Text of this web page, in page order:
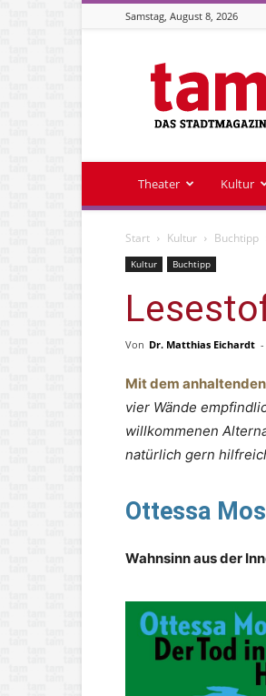
Samstag, August 8, 2026
Theater Kultur
Start Kultur Buchtipp
Kultur Buchtipp
Von Dr. Matthias Eichardt -
Mit dem
vier Wände
willkommenen
natürlich gern
Ottessa
Wahnsinn aus der